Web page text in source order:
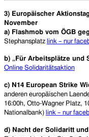
3) Europäischer
November
a) Flashmob vom ÖGB
Stephansplatz link – nur
b) „Für Arbeitsplätze und
Online Solidaritätsaktion
c) N14 European Strike
anderen europäischen
16:00h, Otto-Wagner Platz,
Nationalbank) link – nur
d) Nacht der Solidaritt